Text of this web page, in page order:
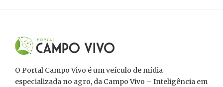
O Portal Campo Vivo é um veículo de mídia
especializada no agro, da Campo Vivo – Inteligência em